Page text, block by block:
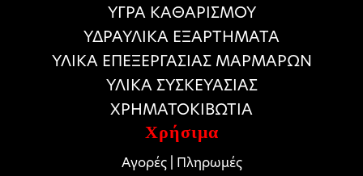
ΥΓΡΑ ΚΑΘΑΡΙΣΜΟΥ
ΥΔΡΑΥΛΙΚΑ ΕΞΑΡΤΗΜΑΤΑ
ΥΛΙΚΑ ΕΠΕΞΕΡΓΑΣΙΑΣ ΜΑΡΜΑΡΩΝ
ΥΛΙΚΑ ΣΥΣΚΕΥΑΣΙΑΣ
ΧΡΗΜΑΤΟΚΙΒΩΤΙΑ
Χρήσιμα
Αγορές | Πληρωμές